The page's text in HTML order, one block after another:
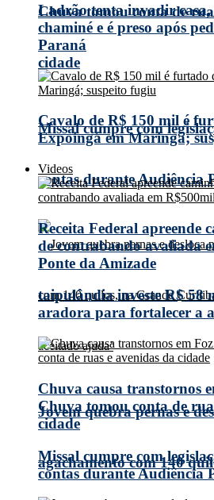
Chuva tomou conta de
cidade
Missal cumpre com
contas durante Audiência
Jovem quebra pernas e
agachamento com 140
Ladrão tenta invadir casa,
chaminé e é preso após
Paraná
Cavalo de R$ 150 mil é
Expoingá em Maringá;
Videos
Receita Federal apreende
de contrabando avaliada
Ponte da Amizade
taipulândia investe R$ 58
aradora para fortalecer a
Chuva causa transtornos
Chuva tomou conta de
cidade
Missal cumpre com
contas durante Audiência